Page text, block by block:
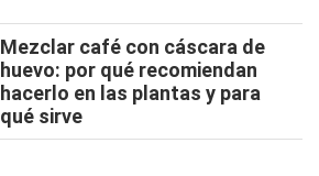
Mezclar café con cáscara de
huevo: por qué recomiendan
hacerlo en las plantas y para
qué sirve